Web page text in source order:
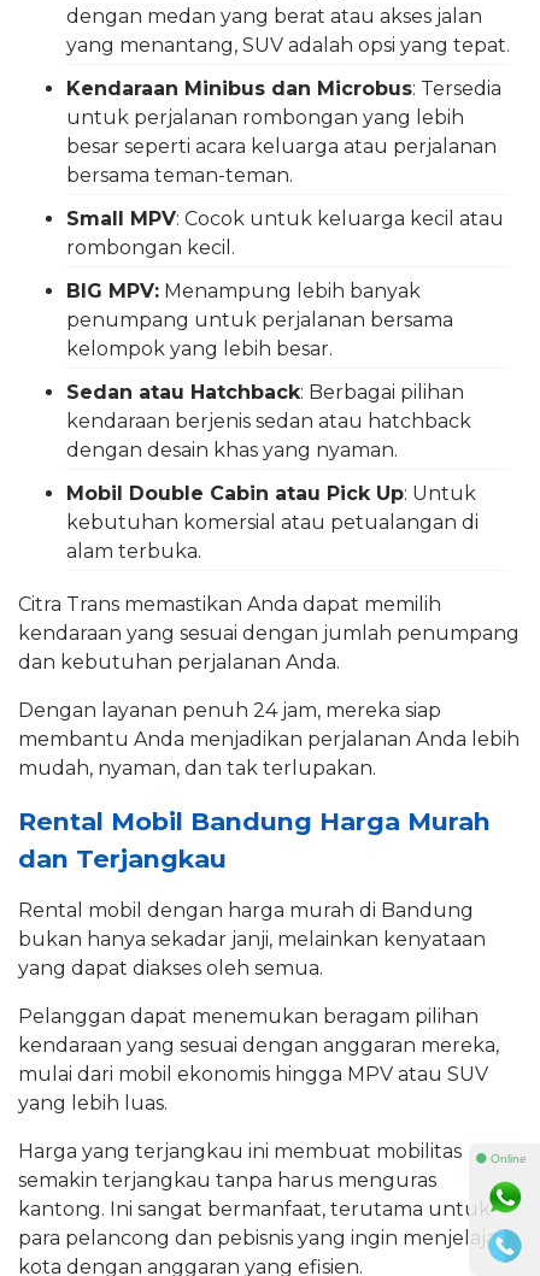
dengan medan yang berat atau akses jalan
yang menantang, SUV adalah opsi yang tepat.
Kendaraan Minibus dan Microbus: Tersedia
untuk perjalanan rombongan yang lebih
besar seperti acara keluarga atau perjalanan
bersama teman-teman.
Small MPV: Cocok untuk keluarga kecil atau
rombongan kecil.
BIG MPV: Menampung lebih banyak
penumpang untuk perjalanan bersama
kelompok yang lebih besar.
Sedan atau Hatchback: Berbagai pilihan
kendaraan berjenis sedan atau hatchback
dengan desain khas yang nyaman.
Mobil Double Cabin atau Pick Up: Untuk
kebutuhan komersial atau petualangan di
alam terbuka.
Citra Trans memastikan Anda dapat memilih
kendaraan yang sesuai dengan jumlah penumpang
dan kebutuhan perjalanan Anda.
Dengan layanan penuh 24 jam, mereka siap
membantu Anda menjadikan perjalanan Anda lebih
mudah, nyaman, dan tak terlupakan.
Rental Mobil Bandung Harga Murah
dan Terjangkau
Rental mobil dengan harga murah di Bandung
bukan hanya sekadar janji, melainkan kenyataan
yang dapat diakses oleh semua.
Pelanggan dapat menemukan beragam pilihan
kendaraan yang sesuai dengan anggaran mereka,
mulai dari mobil ekonomis hingga MPV atau SUV
yang lebih luas.
Harga yang terjangkau ini membuat mobilitas
semakin terjangkau tanpa harus menguras
kantong. Ini sangat bermanfaat, terutama untuk
para pelancong dan pebisnis yang ingin menjelajahi
kota dengan anggaran yang efisien.
⚫ Online